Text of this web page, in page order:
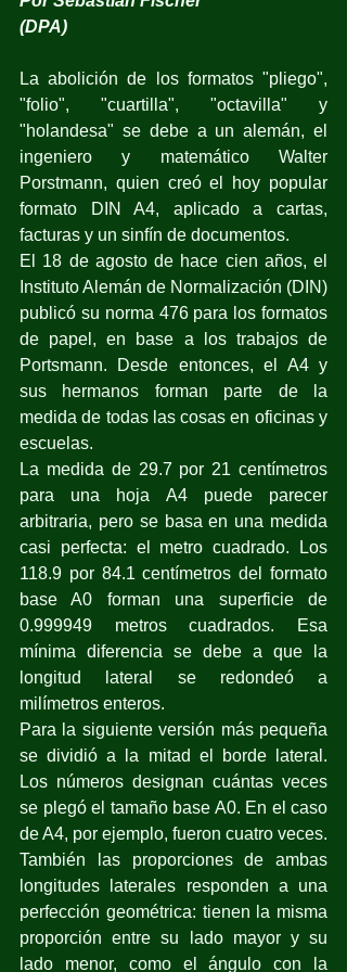
(DPA)
La abolición de los formatos "pliego",
"folio", "cuartilla", "octavilla" y
"holandesa" se debe a un alemán, el
ingeniero y matemático Walter
Porstmann, quien creó el hoy popular
formato DIN A4, aplicado a cartas,
facturas y un sinfín de documentos.
El 18 de agosto de hace cien años, el
Instituto Alemán de Normalización (DIN)
publicó su norma 476 para los formatos
de papel, en base a los trabajos de
Portsmann. Desde entonces, el A4 y
sus hermanos forman parte de la
medida de todas las cosas en oficinas y
escuelas.
La medida de 29.7 por 21 centímetros
para una hoja A4 puede parecer
arbitraria, pero se basa en una medida
casi perfecta: el metro cuadrado. Los
118.9 por 84.1 centímetros del formato
base A0 forman una superficie de
0.999949 metros cuadrados. Esa
mínima diferencia se debe a que la
longitud lateral se redondeó a
milímetros enteros.
Para la siguiente versión más pequeña
se dividió a la mitad el borde lateral.
Los números designan cuántas veces
se plegó el tamaño base A0. En el caso
de A4, por ejemplo, fueron cuatro veces.
También las proporciones de ambas
longitudes laterales responden a una
perfección geométrica: tienen la misma
proporción entre su lado mayor y su
lado menor, como el ángulo con la